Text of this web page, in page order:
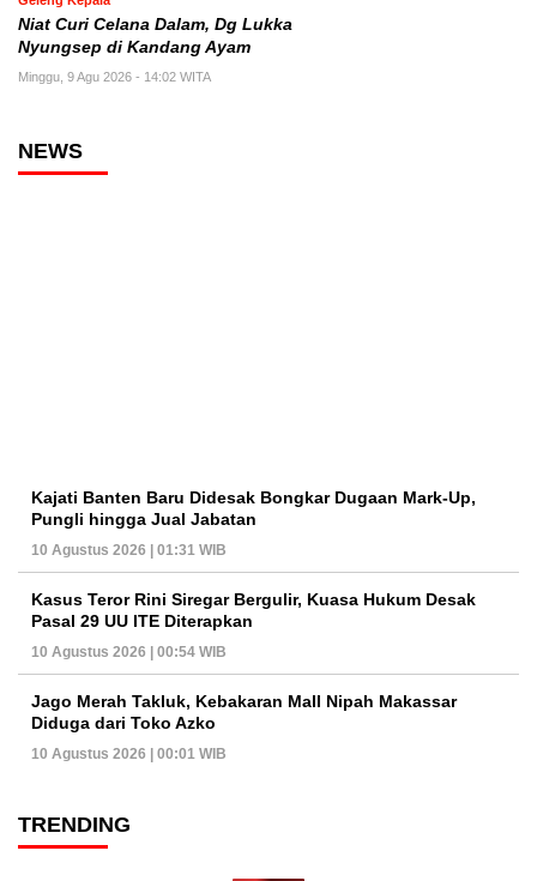
Niat Curi Celana Dalam, Dg Lukka
Nyungsep di Kandang Ayam
Minggu, 9 Agu 2026 - 14:02 WITA
NEWS
Kajati Banten Baru Didesak Bongkar Dugaan Mark-Up,
Pungli hingga Jual Jabatan
10 Agustus 2026 | 01:31 WIB
Kasus Teror Rini Siregar Bergulir, Kuasa Hukum Desak
Pasal 29 UU ITE Diterapkan
10 Agustus 2026 | 00:54 WIB
Jago Merah Takluk, Kebakaran Mall Nipah Makassar
Diduga dari Toko Azko
10 Agustus 2026 | 00:01 WIB
TRENDING